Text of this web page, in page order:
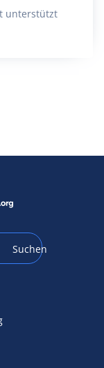
unterstützt
Suchen